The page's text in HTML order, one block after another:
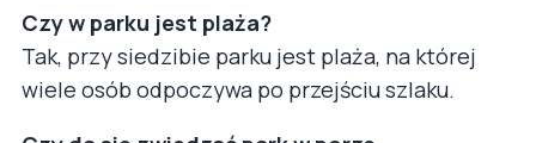
Czy w parku jest plaża?
Tak, przy siedzibie parku jest plaża, na której
wiele osób odpoczywa po przejściu szlaku.